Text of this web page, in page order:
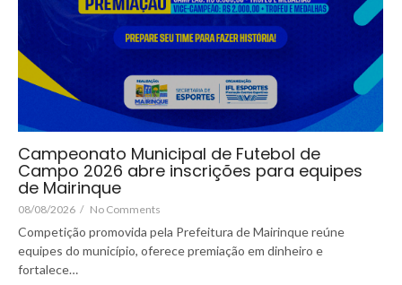
Campeonato Municipal de Futebol de
Campo 2026 abre inscrições para equipes
de Mairinque
08/08/2026 / No Comments
Competição promovida pela Prefeitura de Mairinque reúne
equipes do município, oferece premiação em dinheiro e
fortalece…